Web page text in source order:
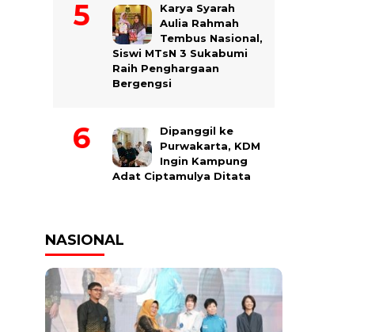
Karya Syarah
Aulia Rahmah
Tembus Nasional,
Siswi MTsN 3 Sukabumi
Raih Penghargaan
Bergengsi
Dipanggil ke
Purwakarta, KDM
Ingin Kampung
Adat Ciptamulya Ditata
NASIONAL